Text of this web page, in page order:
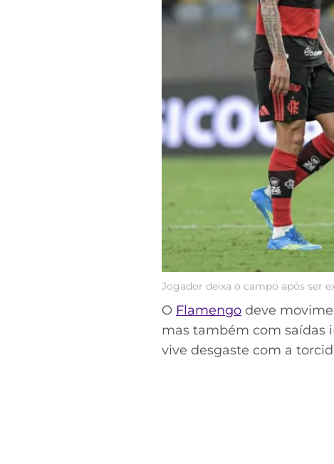
Jogador deixa o campo após ser
O Flamengo deve
mas também com saídas
vive desgaste com a